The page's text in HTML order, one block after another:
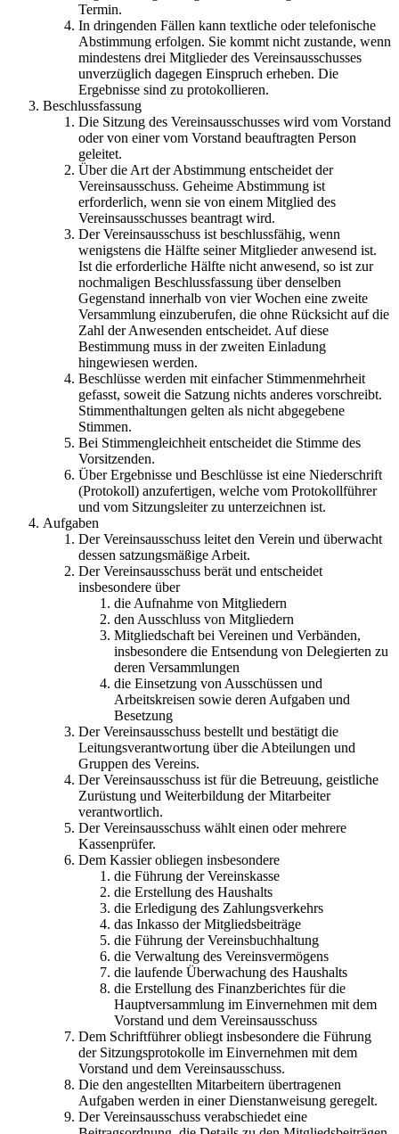
Termin.
In dringenden Fällen kann textliche oder telefonische
Abstimmung erfolgen. Sie kommt nicht zustande, wenn
mindestens drei Mitglieder des Vereinsausschusses
unverzüglich dagegen Einspruch erheben. Die
Ergebnisse sind zu protokollieren.
Beschlussfassung
Die Sitzung des Vereinsausschusses wird vom Vorstand
oder von einer vom Vorstand beauftragten Person
geleitet.
Über die Art der Abstimmung entscheidet der
Vereinsausschuss. Geheime Abstimmung ist
erforderlich, wenn sie von einem Mitglied des
Vereinsausschusses beantragt wird.
Der Vereinsausschuss ist beschlussfähig, wenn
wenigstens die Hälfte seiner Mitglieder anwesend ist.
Ist die erforderliche Hälfte nicht anwesend, so ist zur
nochmaligen Beschlussfassung über denselben
Gegenstand innerhalb von vier Wochen eine zweite
Versammlung einzuberufen, die ohne Rücksicht auf die
Zahl der Anwesenden entscheidet. Auf diese
Bestimmung muss in der zweiten Einladung
hingewiesen werden.
Beschlüsse werden mit einfacher Stimmenmehrheit
gefasst, soweit die Satzung nichts anderes vorschreibt.
Stimmenthaltungen gelten als nicht abgegebene
Stimmen.
Bei Stimmengleichheit entscheidet die Stimme des
Vorsitzenden.
Über Ergebnisse und Beschlüsse ist eine Niederschrift
(Protokoll) anzufertigen, welche vom Protokollführer
und vom Sitzungsleiter zu unterzeichnen ist.
Aufgaben
Der Vereinsausschuss leitet den Verein und überwacht
dessen satzungsmäßige Arbeit.
Der Vereinsausschuss berät und entscheidet
insbesondere über
die Aufnahme von Mitgliedern
den Ausschluss von Mitgliedern
Mitgliedschaft bei Vereinen und Verbänden,
insbesondere die Entsendung von Delegierten zu
deren Versammlungen
die Einsetzung von Ausschüssen und
Arbeitskreisen sowie deren Aufgaben und
Besetzung
Der Vereinsausschuss bestellt und bestätigt die
Leitungsverantwortung über die Abteilungen und
Gruppen des Vereins.
Der Vereinsausschuss ist für die Betreuung, geistliche
Zurüstung und Weiterbildung der Mitarbeiter
verantwortlich.
Der Vereinsausschuss wählt einen oder mehrere
Kassenprüfer.
Dem Kassier obliegen insbesondere
die Führung der Vereinskasse
die Erstellung des Haushalts
die Erledigung des Zahlungsverkehrs
das Inkasso der Mitgliedsbeiträge
die Führung der Vereinsbuchhaltung
die Verwaltung des Vereinsvermögens
die laufende Überwachung des Haushalts
die Erstellung des Finanzberichtes für die
Hauptversammlung im Einvernehmen mit dem
Vorstand und dem Vereinsausschuss
Dem Schriftführer obliegt insbesondere die Führung
der Sitzungsprotokolle im Einvernehmen mit dem
Vorstand und dem Vereinsausschuss.
Die den angestellten Mitarbeitern übertragenen
Aufgaben werden in einer Dienstanweisung geregelt.
Der Vereinsausschuss verabschiedet eine